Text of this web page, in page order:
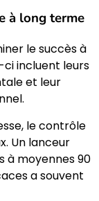
à long terme
le succès à
ci incluent leurs
et leur
le contrôle
Un lanceur
à moyennes 90
a souvent